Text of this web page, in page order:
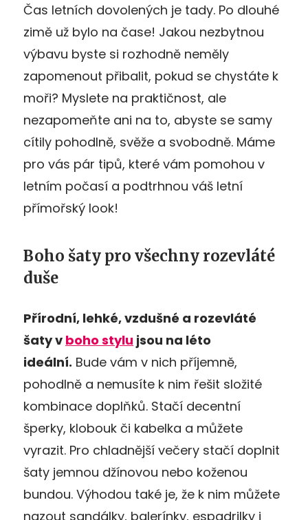
Čas letních dovolených je tady. Po dlouhé
zimě už bylo na čase! Jakou nezbytnou
výbavu byste si rozhodně neměly
zapomenout přibalit, pokud se chystáte k
moři? Myslete na praktičnost, ale
nezapomeňte ani na to, abyste se samy
cítily pohodlně, svěže a svobodně. Máme
pro vás pár tipů, které vám pomohou v
letním počasí a podtrhnou váš letní
přímořský look!
Boho šaty pro všechny rozevláté
duše
Přírodní, lehké, vzdušné a rozevláté
šaty v boho stylu jsou na léto
ideální. Bude vám v nich příjemně,
pohodlně a nemusíte k nim řešit složité
kombinace doplňků. Stačí decentní
šperky, klobouk či kabelka a můžete
vyrazit. Pro chladnější večery stačí doplnit
šaty jemnou džínovou nebo koženou
bundou. Výhodou také je, že k nim můžete
nazout sandálky, balerínky, espadrilky i